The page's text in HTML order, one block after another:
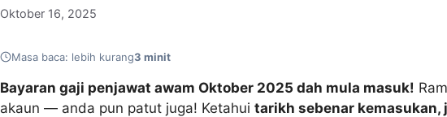
Oktober 16, 2025
Masa baca: lebih kurang3 minit
Bayaran gaji penjawat awam Oktober 2025 dah mula masuk!
akaun — anda pun patut juga! Ketahui tarikh sebenar kemasukan,